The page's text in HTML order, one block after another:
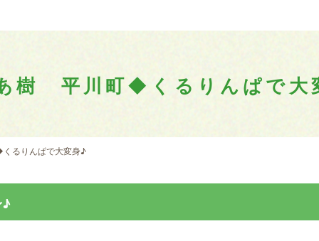
樹 平川町◆くるりんぱで大
るりんぱで大変身♪